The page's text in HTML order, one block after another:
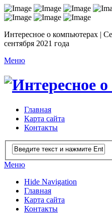
Интересное о компьютерах |
сентября 2021 года
Меню
Главная
Карта сайта
Контакты
Меню
Hide Navigation
Главная
Карта сайта
Контакты